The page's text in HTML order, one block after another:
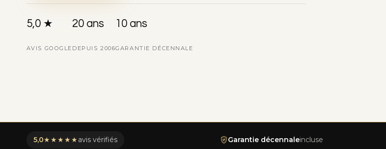
5,0 ★
AVIS GOOGLE
20 ans
DEPUIS 2006
10 ans
GARANTIE DÉCENNALE
5,0★★★★★ avis vérifiés Garantie décennaleincluse